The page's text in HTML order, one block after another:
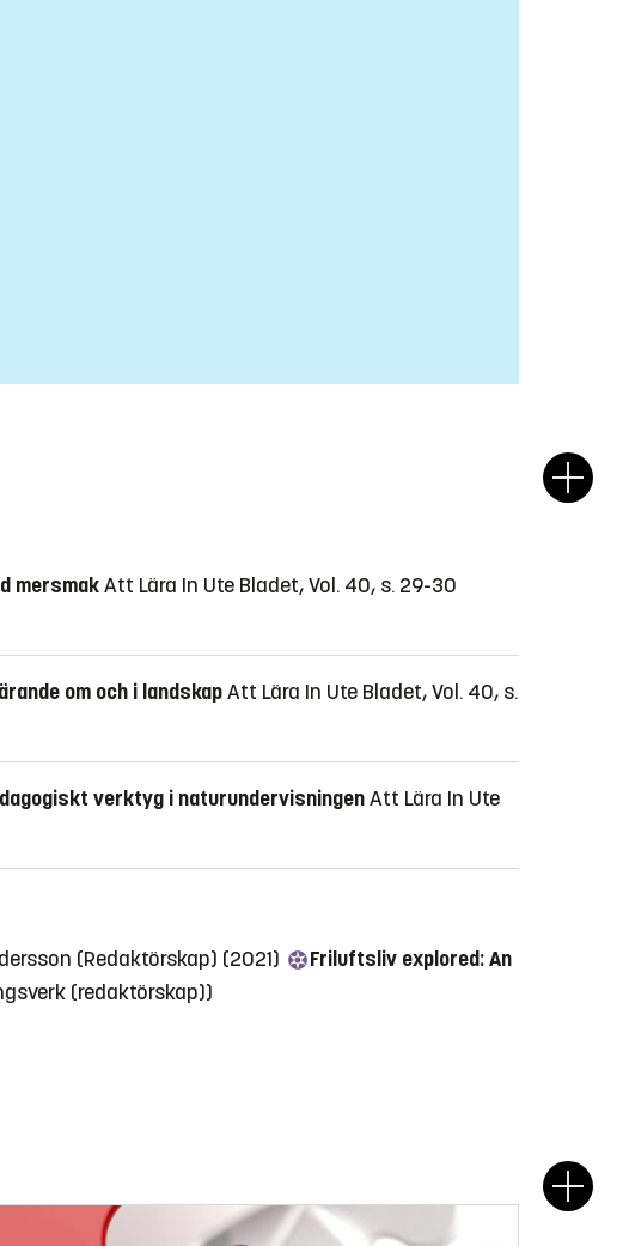
mersmakAtt Lära In Ute Bladet, Vol. 40, s. 29-30
om och i landskapAtt Lära In Ute Bladet, Vol. 40, s.
verktyg i naturundervisningenAtt Lära In Ute
(Redaktörskap) (2021)
Friluftsliv explored: An
(redaktörskap))